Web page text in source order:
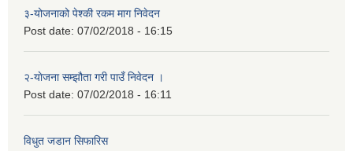
३-योजनाको पेश्की रकम माग निवेदन
Post date: 07/02/2018 - 16:15
२-याेजना सम्झौता गरी पाउँ निवेदन ।
Post date: 07/02/2018 - 16:11
विधुत जडान सिफारिस